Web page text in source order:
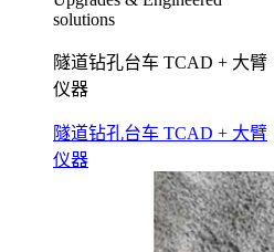
solutions
隧道钻孔台车 TCAD + 大臂
仪器
隧道钻孔台车 TCAD + 大臂
仪器